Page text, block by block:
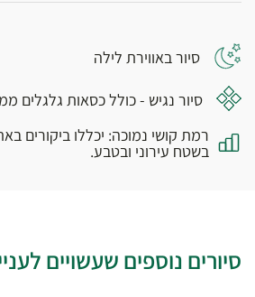
סיור באווירת לילה
סיור נגיש - כולל כסאות גלגלים
רמת קושי נמוכה: יכללו ביקורים
בשטח עירוני ובטבע.
סיורים נוספים שעשויים